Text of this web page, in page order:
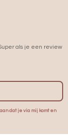
als je een review
dat je via mij komt en